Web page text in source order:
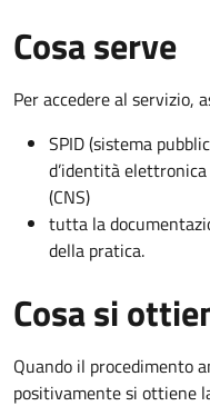
Cosa serve
Per accedere al servizio,
SPID (sistema
d’identità
(CNS)
tutta la
della pratica.
Cosa si
Quando il procedimento
positivamente si ottiene